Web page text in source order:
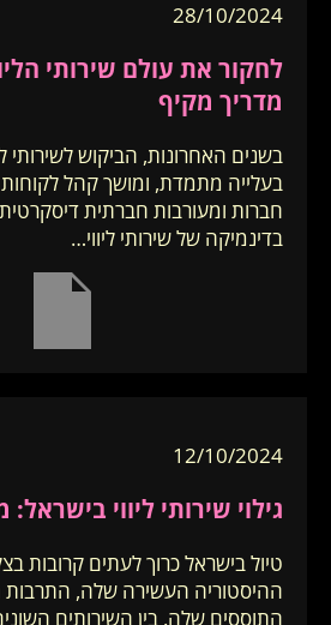
28/10/2024
לחקור את עולם שירותי
מדריך מקיף
בשנים האחרונות, הביקוש לשירותי
בעלייה מתמדת, ומושך קהל
חברות ומעורבות חברתית
בדינמיקה של שירותי ליווי…
12/10/2024
גילוי שירותי ליווי
טיול בישראל כרוך לעתים קרובות
ההיסטוריה העשירה שלה, התרבות
התוססים שלה. בין השירותים